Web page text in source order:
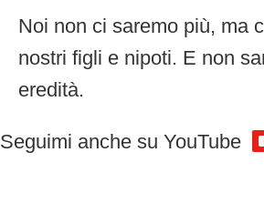
Noi non ci saremo più, ma
nostri figli e nipoti. E non
eredità.
Seguimi anche su YouTube